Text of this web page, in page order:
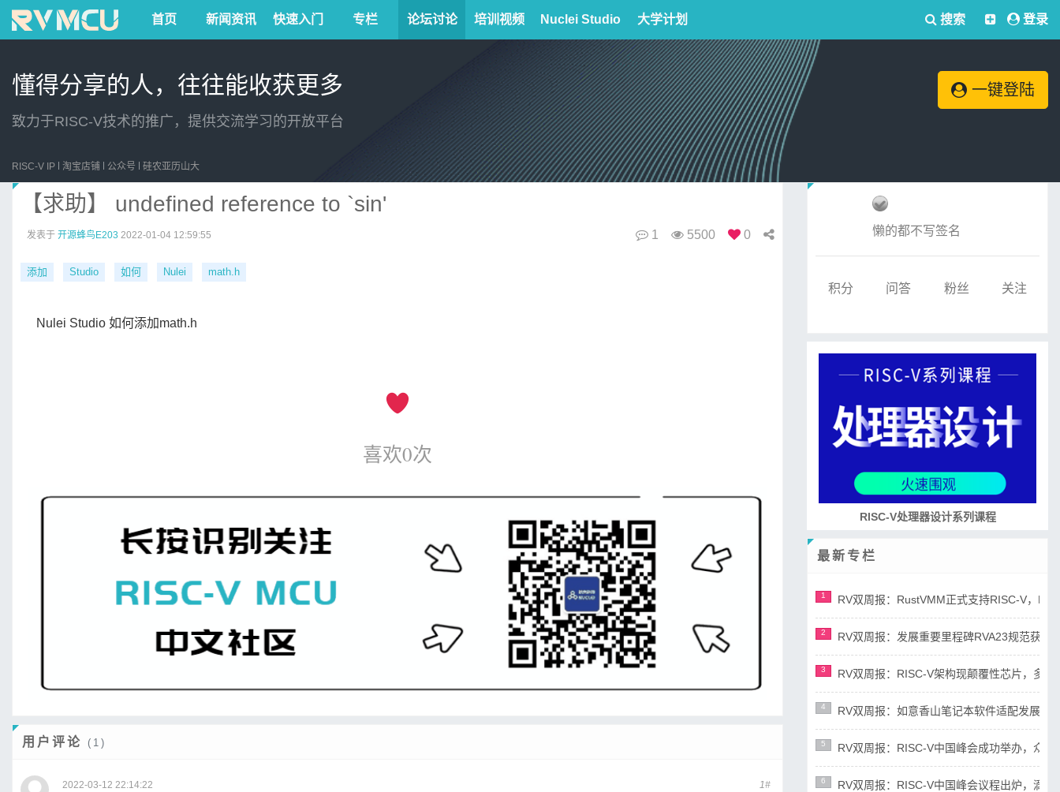
首页 新闻资讯 快速入门 专栏 论坛讨论 培训视频 Nuclei Studio 大学计划 搜索 登录
懂得分享的人，往往能收获更多
致力于RISC-V技术的推广，提供交流学习的开放平台
一键登陆
RISC-V IP 淘宝店铺 公众号 硅农亚历山大
【求助】 undefined reference to `sin'
发表于 开源蜂鸟E203 2022-01-04 12:59:55 1 5500 0
添加 Studio 如何 Nulei math.h
Nulei Studio 如何添加math.h
喜欢0次
用户评论 (1)
2022-03-12 22:14:22 1#
懒的都不写签名
积分 问答 粉丝 关注
培养RISC-V大学土壤 共建RISC-V教育生态
最新专栏
1 RV双周报：RustVMM正式支持RISC-V，
2 RV双周报：发展重要里程碑RVA23规范获
3 RV双周报：RISC-V架构现颠覆性芯片，多
4 RV双周报：如意香山笔记本软件适配发展
5 RV双周报：RISC-V中国峰会成功举办，众
6 RV双周报：RISC-V中国峰会议程出炉，滴